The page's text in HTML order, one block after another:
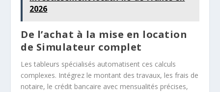
2026
De l’achat à la mise en location
de Simulateur complet
Les tableurs spécialisés automatisent ces calculs
complexes. Intégrez le montant des travaux, les frais de
notaire, le crédit bancaire avec mensualités précises,